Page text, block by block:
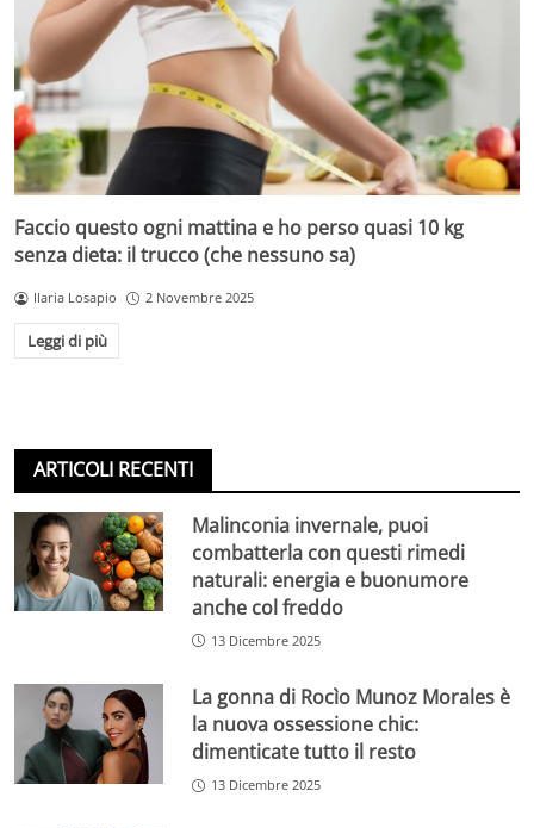
Faccio questo ogni mattina e ho perso quasi 10 kg
senza dieta: il trucco (che nessuno sa)
Ilaria Losapio 2 Novembre 2025
Leggi di più
ARTICOLI RECENTI
Malinconia invernale, puoi
combatterla con questi rimedi
naturali: energia e buonumore
anche col freddo
13 Dicembre 2025
La gonna di Rocìo Munoz Morales è
la nuova ossessione chic:
dimenticate tutto il resto
13 Dicembre 2025